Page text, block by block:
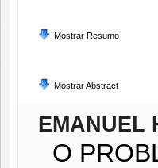
Mostrar Resumo
Mostrar Abstract
EMANUEL
O